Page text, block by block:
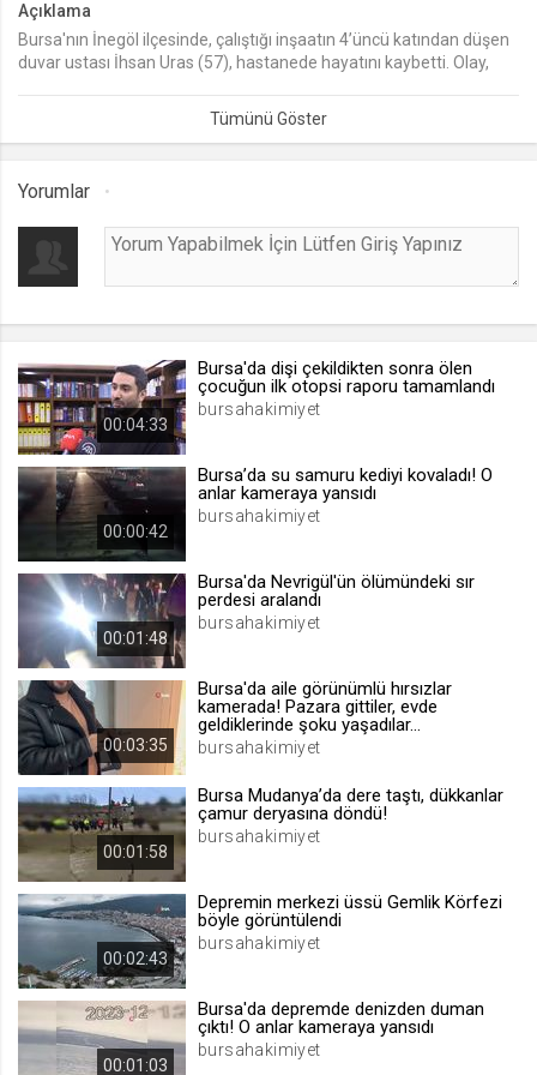
lang
.web.tv
Seçilen dil tercihini tutmak
.web.tv
[hash]
.web.tv
Site içeriği önerme
1 yıl
voteLike*
.web.tv
İsimsiz ziyaretçi için site içeriği
1 ay
.web.tv
İsimsiz ziyaretçi için site içeriği
Açıklama
Bursa'nın İnegöl ilçesinde, çalıştığı inşaatın 4’üncü katından düşen
duvar ustası İhsan Uras (57), hastanede hayatını kaybetti. Olay,
Uras’ın kardeşi Halis Uras’ın da 30 yıl önce inşaattan düşüp öldüğü
Yorumlar
00:04:33
Bursa'da dişi çekildikten sonra ölen
çocuğun ilk otopsi raporu tamamlandı
bursahakimiyet
00:00:42
Bursa’da su samuru kediyi kovaladı! O
anlar kameraya yansıdı
bursahakimiyet
00:01:48
Bursa'da Nevrigül'ün ölümündeki sır
perdesi aralandı
bursahakimiyet
00:03:35
Bursa'da aile görünümlü hırsızlar
kamerada! Pazara gittiler, evde
geldiklerinde şoku yaşadılar...
bursahakimiyet
00:01:58
Bursa Mudanya’da dere taştı, dükkanlar
çamur deryasına döndü!
bursahakimiyet
00:02:43
Depremin merkezi üssü Gemlik Körfezi
böyle görüntülendi
bursahakimiyet
00:01:03
Bursa'da depremde denizden duman
çıktı! O anlar kameraya yansıdı
bursahakimiyet